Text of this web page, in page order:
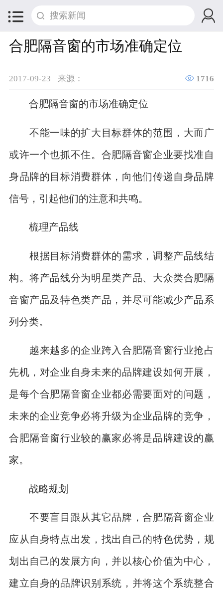
 
合肥隔音窗的市场准确定位
2017-09-23 来源：  1716
合肥隔音窗的市场准确定位
不能一味的扩大目标群体的范围，大而广
或许一个也抓不住。合肥隔音窗企业要找准自
身品牌的目标消费群体，向他们传递自身品牌
信号，引起他们的注意和共鸣。
梳理产品线
根据目标消费群体的需求，调整产品线结
构。将产品线分为明星类产品、大众类合肥隔
音窗产品及特色类产品，并尽可能减少产品系
列分类。
越来越多的企业跨入合肥隔音窗行业抢占
先机，对企业自身未来的品牌建设如何开展，
是每个合肥隔音窗企业都必需要面对的问题，
未来的企业竞争必将升级为企业品牌的竞争，
合肥隔音窗行业较的赢家必将是品牌建设的赢
家。
战略规划
不要盲目跟从其它品牌，合肥隔音窗企业
应从自身特点出发，找出自己的特色优势，规
划出自己的发展方向，并以核心价值为中心，
建立自身的品牌识别系统，并将这个系统整合